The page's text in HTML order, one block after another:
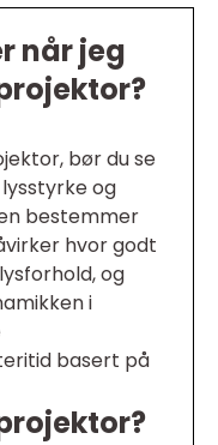
når jeg
bør du se
og
bestemmer
hvor godt
og
i
basert på